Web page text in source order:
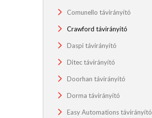
Comunello távirányító
Crawford távirányító
Daspi távirányító
Ditec távirányító
Doorhan távirányító
Dorma távirányító
Easy Automations távirányító